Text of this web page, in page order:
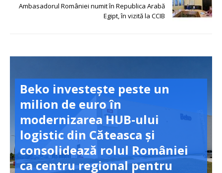
Ambasadorul României numit în Republica Arabă
Egipt, în vizită la CCIB
Beko investește peste un
milion de euro în
modernizarea HUB-ului
logistic din Căteasca și
consolidează rolul României
ca centru regional pentru